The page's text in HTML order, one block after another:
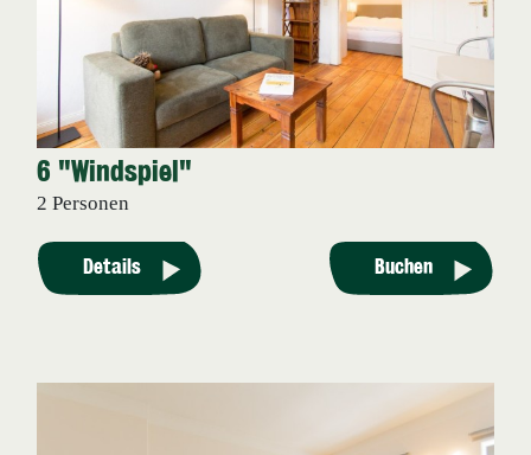
6 "Windspiel"
2 Personen
Details Buchen